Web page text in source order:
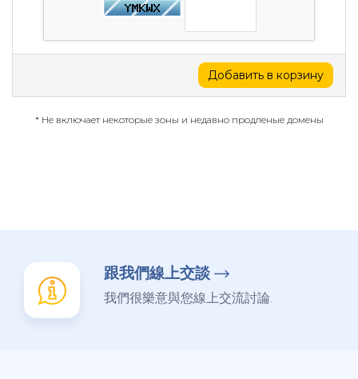
Добавить в корзину
* Не включает некоторые зоны и недавно продленые домены
跟我們線上交談
我們很樂意與您線上交流討論.